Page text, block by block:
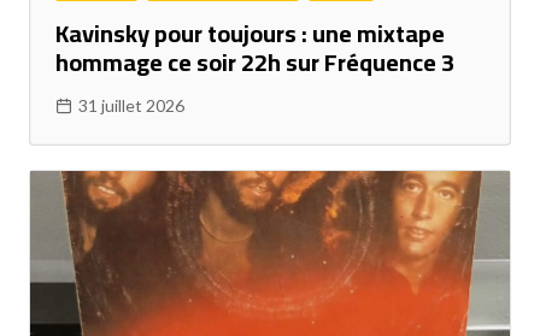
Kavinsky pour toujours : une mixtape
hommage ce soir 22h sur Fréquence 3
31 juillet 2026